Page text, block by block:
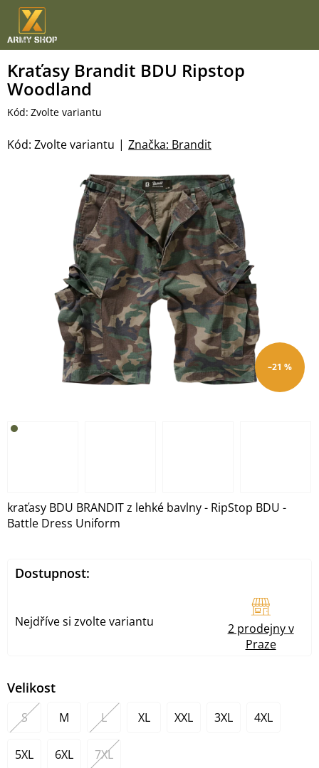
Přejít
obsah
Kraťasy Brandit BDU Ripstop
Woodland
Kód: Zvolte variantu
Značka: Brandit
Kód: Zvolte variantu
–21 %
Velikost
S M L XL XXL 3XL 4XL
5XL 6XL 7XL
kraťasy BDU BRANDIT z lehké bavlny - RipStop BDU -
Battle Dress Uniform
Dostupnost:
Nejdříve si zvolte variantu
2 prodejny v
Praze